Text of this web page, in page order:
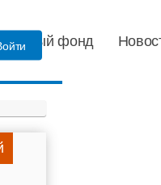
фонд